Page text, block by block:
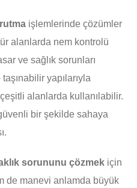
işlemlerinde çözümler
alanlarda nem kontrolü
ve sağlık sorunları
yapılarıyla
alanlarda kullanılabilir.
bir şekilde sahaya
sorununu çözmek için
de manevi anlamda büyük